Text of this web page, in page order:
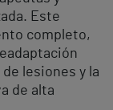
Este
completo,
lesiones y la
de alta